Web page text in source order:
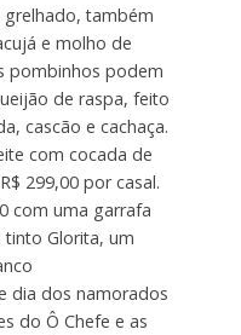
também
e molho de
pombinhos podem
de raspa, feito
cascão e cachaça.
com cocada de
299,00 por casal.
com uma garrafa
tinto Glorita, um
dia dos namorados
do Ô Chefe e as